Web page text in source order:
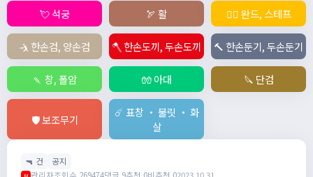
💘 석궁 🏹 활 🧙‍♀️ 완드, 스테프
🤺 한손검, 양손검 🪓 한손도끼, 두손도끼 🔨 한손둔기, 두손둔기
🍡 창, 폴암 🧤 아대 🔪 단검
🛡️ 보조무기
☄️ 표창 ・ 불릿 ・ 화
살
🔫 건 공지
M